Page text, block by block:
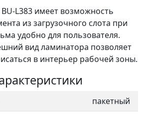
L383 имеет возможность
из загрузочного слота при
удобно для пользователя.
вид ламинатора позволяет
в интерьер рабочей зоны.
пакетный